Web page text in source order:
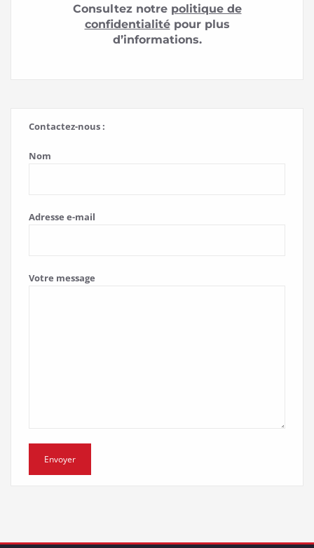
Consultez notre politique de
confidentialitépour plus
d’informations.
Contactez-nous :
Nom
Adresse e-mail
Votre message